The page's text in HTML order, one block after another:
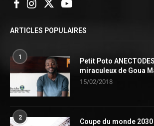
ARTICLES POPULAIRES
1
Petit Poto
miraculeux de Goua
15/02/2018
2
Coupe du monde